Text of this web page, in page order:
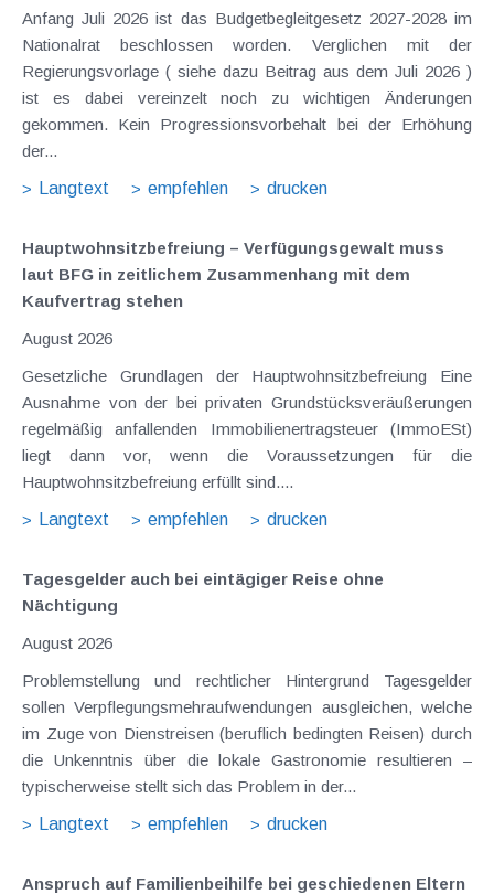
Anfang Juli 2026 ist das Budgetbegleitgesetz 2027-2028 im
Nationalrat beschlossen worden. Verglichen mit der
Regierungsvorlage ( siehe dazu Beitrag aus dem Juli 2026 )
ist es dabei vereinzelt noch zu wichtigen Änderungen
gekommen. Kein Progressionsvorbehalt bei der Erhöhung
der...
Langtext
empfehlen drucken
Hauptwohnsitz​­befreiung – Verfügungsgewalt muss
laut BFG in zeitlichem Zusammenhang mit dem
Kaufvertrag stehen
August 2026
Gesetzliche Grundlagen der Hauptwohnsitzbefreiung Eine
Ausnahme von der bei privaten Grundstücksveräußerungen
regelmäßig anfallenden Immobilienertragsteuer (ImmoESt)
liegt dann vor, wenn die Voraussetzungen für die
Hauptwohnsitzbefreiung erfüllt sind....
Langtext
empfehlen drucken
Tagesgelder auch bei eintägiger Reise ohne
Nächtigung
August 2026
Problemstellung und rechtlicher Hintergrund Tagesgelder
sollen Verpflegungsmehraufwendungen ausgleichen, welche
im Zuge von Dienstreisen (beruflich bedingten Reisen) durch
die Unkenntnis über die lokale Gastronomie resultieren –
typischerweise stellt sich das Problem in der...
Langtext
empfehlen drucken
Anspruch auf Familienbeihilfe bei geschiedenen Eltern